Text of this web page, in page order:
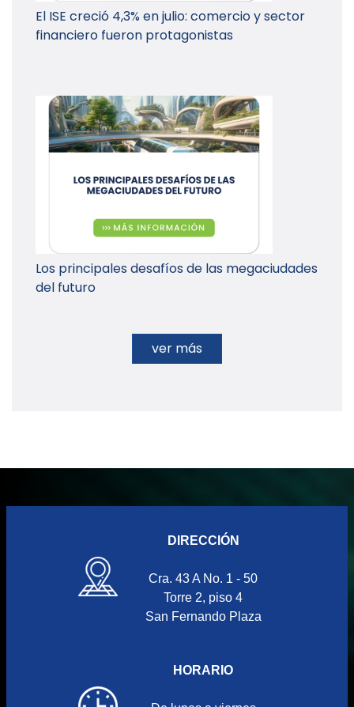
El ISE creció 4,3% en julio: comercio y sector
financiero fueron protagonistas
Los principales desafíos de las megaciudades
del futuro
ver más
DIRECCIÓN
Cra. 43 A No. 1 - 50
Torre 2, piso 4
San Fernando Plaza
HORARIO